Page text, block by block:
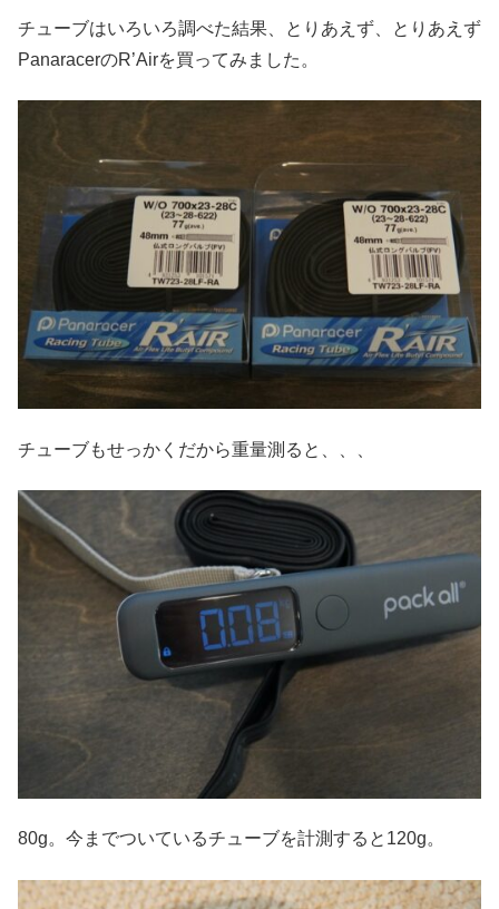
チューブはいろいろ調べた結果、とりあえず、とりあえず
PanaracerのR’Airを買ってみました。
チューブもせっかくだから重量測ると、、、
80g。今までついているチューブを計測すると120g。